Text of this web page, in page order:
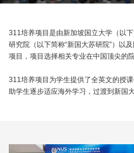
311培养项目是由新加坡国立大学（以
研究院（以下简称“新国大苏研院”）以
项目，项目选择相关专业在中国顶尖的
311培养项目为学生提供了全英文的授
助学生逐步适应海外学习，过渡到新国